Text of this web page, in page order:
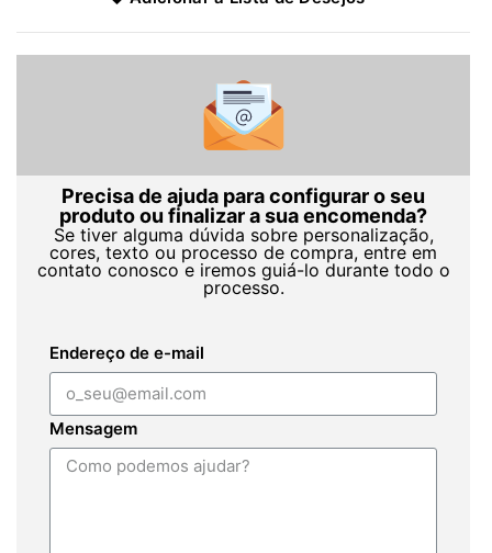
Precisa de ajuda para configurar o seu
produto ou finalizar a sua encomenda?
Se tiver alguma dúvida sobre personalização,
cores, texto ou processo de compra, entre em
contato conosco e iremos guiá-lo durante todo o
processo.
Endereço de e-mail
Mensagem